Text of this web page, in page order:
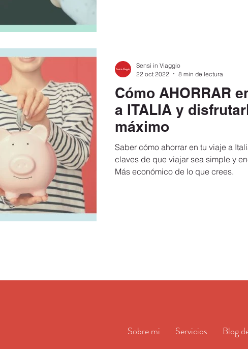
Ahorra en tu viaje a Italia
Del Aeropuerto a Roma Documentos para viajar a Italia en
Cómo AHORRAR
a ITALIA y
máximo
Saber cómo ahorrar en tu viaje a
claves de que viajar sea simple y
Más económico de lo que crees.
Sensi in Viaggio
22 oct 2022
8 min de lectura
Sobre mi Servicios Blog